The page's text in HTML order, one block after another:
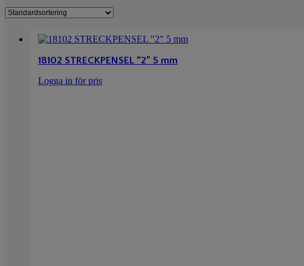
18102 STRECKPENSEL “2” 5 mm
Logga in för pris